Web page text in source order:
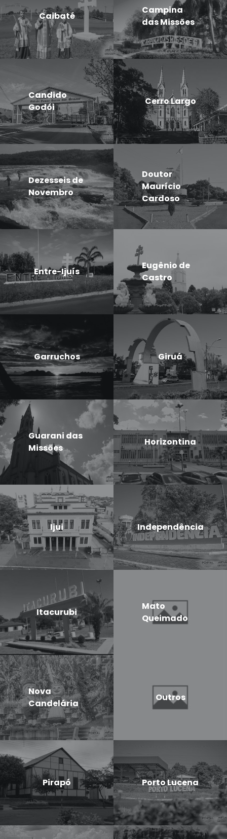
Caibaté
Campina
das Missões
Candido
Godói
Cerro Largo
Dezesseis de
Novembro
Doutor
Maurício
Cardoso
Entre-Ijuís
Eugênio de
Castro
Garruchos Giruá
Guarani das
Missões
Horizontina
Ijui Independência
Itacurubi
Mato
Queimado
Nova
Candelária
Outros
Pirapó Porto Lucena